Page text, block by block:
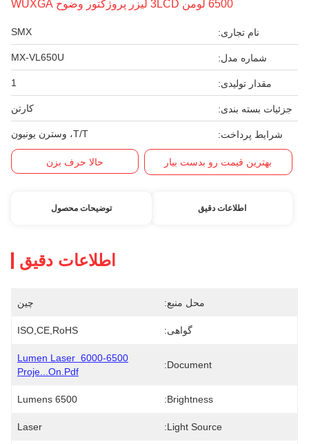
6500 لومن 3LCD ليزر پروژکتور وضوح WUXGA
نام تجاری: SMX
شماره مدل: MX-VL650U
مقدار تولیدی: 1
جزئیات بسته بندی: کارتن
شرایط پرداخت: T/T، وسترن یونیون
بهترین قیمت رو بدست بیار حالا حرف بزن
اطلاعات دقیق توضیحات محصول
اطلاعات دقیق
محل منبع: چین
گواهی: ISO,CE,RoHS
Document:
6000-6500 Lumen Laser
Proje...on.pdf
Brightness:
6500 Lumens
Light Source:
Laser